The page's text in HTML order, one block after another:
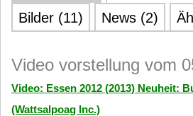
Bilder (11)
News (2)
Video vorstellung vom
Video: Essen 2012 (2013) Neuheit:
(Wattsalpoag Inc.)